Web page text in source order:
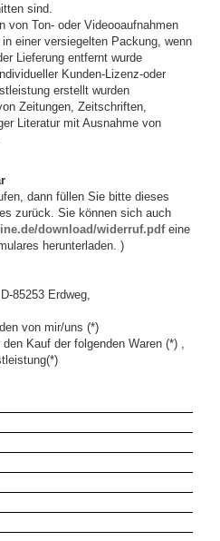
sind.
von Ton- oder Videooaufnahmen
einer versiegelten Packung, wenn
Lieferung entfernt wurde
Kunden-Lizenz-oder
erstellt wurden
Zeitungen, Zeitschriften,
Literatur mit Ausnahme von
dann füllen Sie bitte dieses
zurück. Sie können sich auch
download/widerruf.pdfeine
herunterladen. )
85253 Erdweg,
von mir/uns (*)
Kauf der folgenden Waren (*) ,